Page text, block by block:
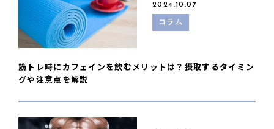
2024.10.07
コラム
筋トレ時にカフェインを飲むメリットは？摂取するタイミン
グや注意点を解説